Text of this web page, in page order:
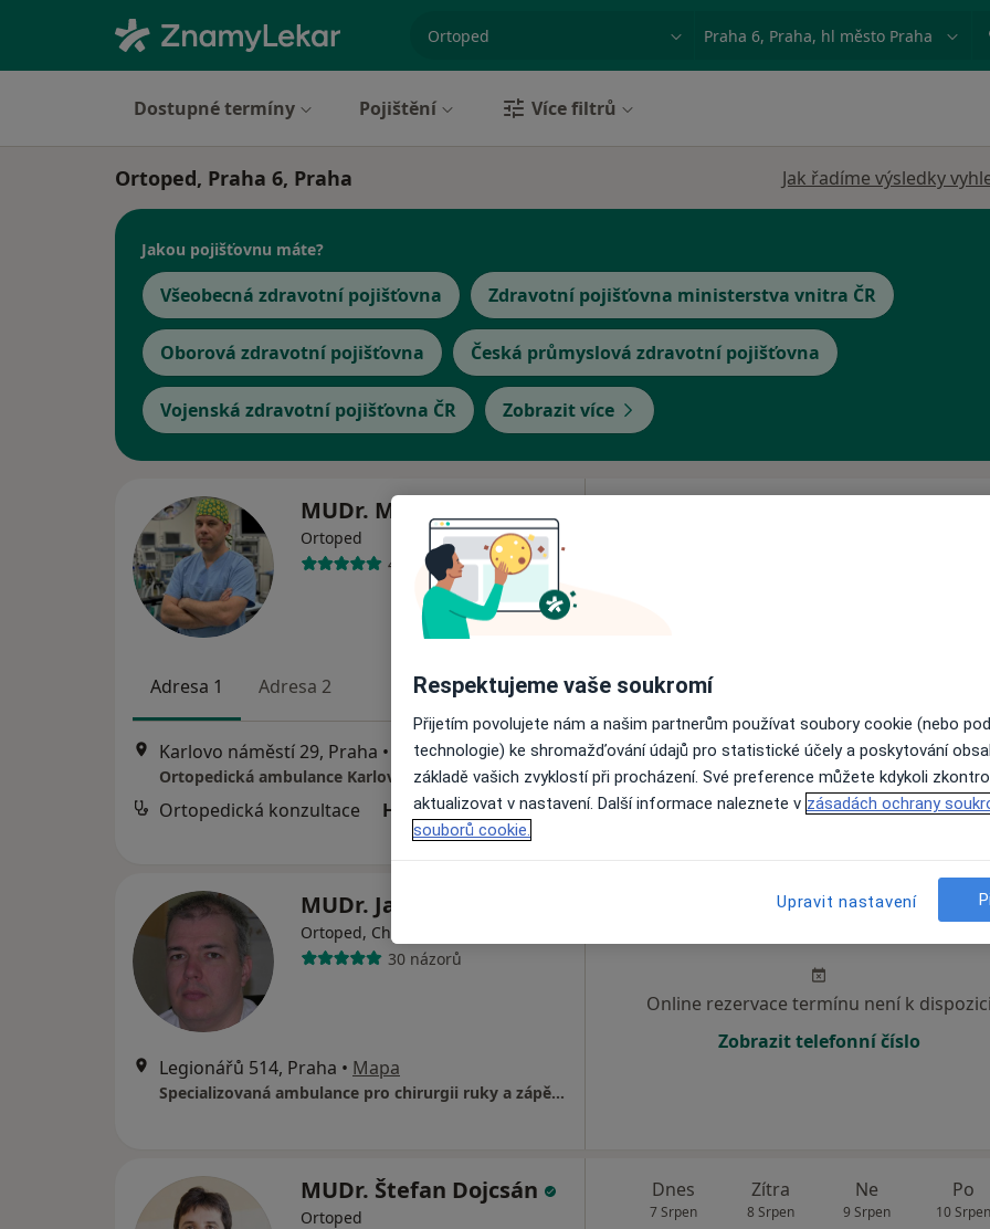
Město nebo region
Dostupné termíny Pojištění Více filtrů
Ortoped, Praha 6, Praha Jak řadíme výsledky
Jakou pojišťovnu máte?
Všeobecná zdravotní pojišťovna Zdravotní pojišťovna ministerstva vnitra ČR
Oborová zdravotní pojišťovna Česká průmyslová zdravotní pojišťovna
Vojenská zdravotní pojišťovna ČR Zobrazit více
MUDr. Miloš Síbek
Ortoped
40 názorů
Adresa 1 Adresa 2
Karlovo náměstí 29, Praha • Mapa
Ortopedická ambulance Karlovo Náměstí, Keltia-Med, s.r.o.
Ortopedická konzultace Hrazeno pojišťovnou
MUDr. Jan Zlatohlavý
Ortoped, Chirurg
30 názorů
Legionářů 514, Praha • Mapa
Specializovaná ambulance pro chirurgii ruky a zápěstí
Zítra Ne
10
Online rezervace termínu není k dispozici
Zobrazit telefonní číslo
MUDr. Štefan Dojcsán
Ortoped
Dnes
7 Srpen
Zítra
8 Srpen
Ne
9 Srpen
Po
10 Srpen
Respektujeme vaše soukromí
Přijetím povolujete nám a našim partnerům používat soubory cookie (nebo
technologie) ke shromažďování údajů pro statistické účely a poskytování
základě vašich zvyklostí při procházení. Své preference můžete kdykoli
aktualizovat v nastavení. Další informace naleznete v zásadách ochrany
souborů cookie.
Upravit nastavení